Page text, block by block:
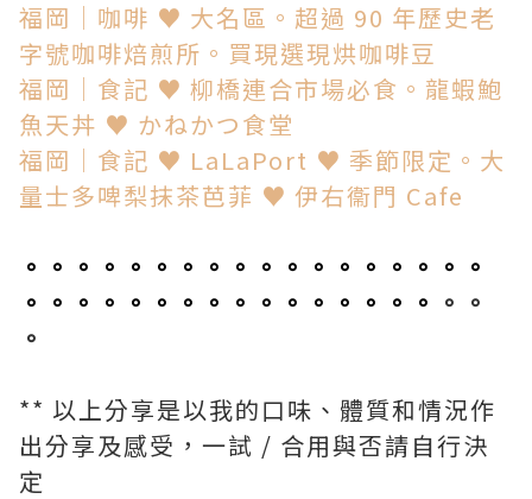
福岡│咖啡 ♥ 大名區。超過 90 年歷史老
字號咖啡焙煎所。買現選現烘咖啡豆
福岡│食記 ♥ 柳橋連合市場必食。龍蝦鮑
魚天丼 ♥ かねかつ食堂
福岡│食記 ♥ LaLaPort ♥ 季節限定。大
量士多啤梨抹茶芭菲 ♥ 伊右衞門 Cafe
。。。。。。。。。。。。。。。。。。
。。。。。。。。。。。。。。。。 。。
。
** 以上分享是以我的口味、體質和情況作
出分享及感受，一試 / 合用與否請自行決
定